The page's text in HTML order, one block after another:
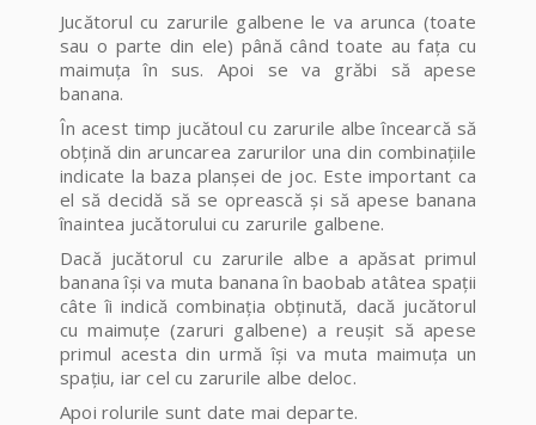
Jucătorul cu zarurile galbene le va arunca (toate
sau o parte din ele) până când toate au fața cu
maimuța în sus. Apoi se va grăbi să apese
banana.
În acest timp jucătoul cu zarurile albe încearcă să
obțină din aruncarea zarurilor una din combinațiile
indicate la baza planșei de joc. Este important ca
el să decidă să se oprească și să apese banana
înaintea jucătorului cu zarurile galbene.
Dacă jucătorul cu zarurile albe a apăsat primul
banana își va muta banana în baobab atâtea spații
câte îi indică combinația obținută, dacă jucătorul
cu maimuțe (zaruri galbene) a reușit să apese
primul acesta din urmă își va muta maimuța un
spațiu, iar cel cu zarurile albe deloc.
Apoi rolurile sunt date mai departe.